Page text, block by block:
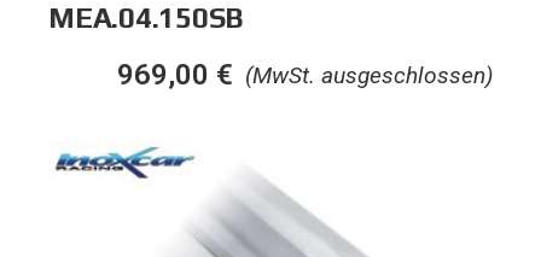
MEA.04.150SB
(MwSt. ausgeschlossen)
969,00 €